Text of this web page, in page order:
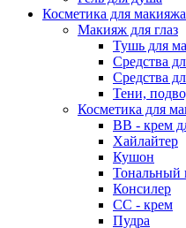
Косметика для макияжа
Макияж для глаз
Тушь для
Средства
Средства
Тени,
Косметика для
ВВ - крем
Хайлайтер
Кушон
Тональный
Консилер
СС - крем
Пудра